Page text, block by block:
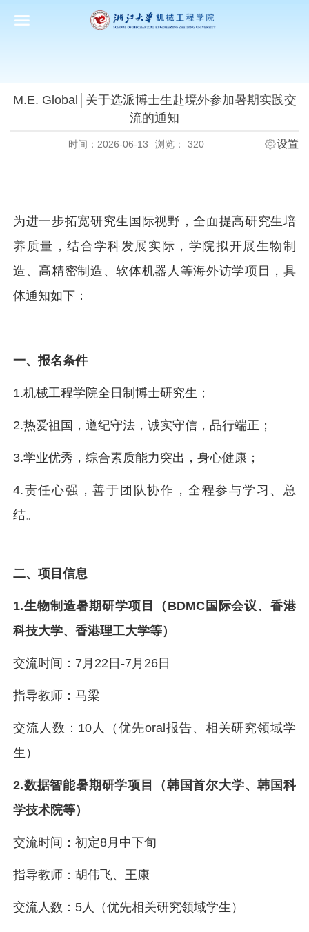
M.E. Global│关于选派博士生赴境外参加暑期实践交
流的通知
时间：2026-06-13 浏览： 320 设置
为进一步拓宽研究生国际视野，全面提高研究生培
养质量，结合学科发展实际，学院拟开展生物制
造、高精密制造、软体机器人等海外访学项目，具
体通知如下：
一、报名条件
1.机械工程学院全日制博士研究生；
2.热爱祖国，遵纪守法，诚实守信，品行端正；
3.学业优秀，综合素质能力突出，身心健康；
4.责任心强，善于团队协作，全程参与学习、总
结。
二、项目信息
1.生物制造暑期研学项目（BDMC国际会议、香港
科技大学、香港理工大学等）
交流时间：7月22日-7月26日
指导教师：马梁
交流人数：10人（优先oral报告、相关研究领域学
生）
2.数据智能暑期研学项目（韩国首尔大学、韩国科
学技术院等）
交流时间：初定8月中下旬
指导教师：胡伟飞、王康
交流人数：5人（优先相关研究领域学生）